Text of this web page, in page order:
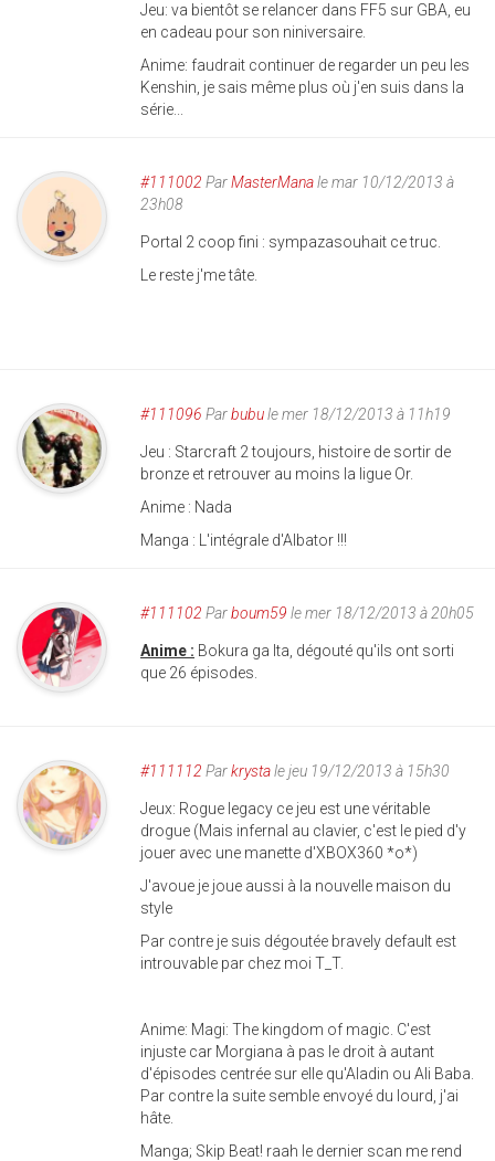
Jeu: va bientôt se relancer dans FF5 sur GBA, eu
en cadeau pour son niniversaire.
Anime: faudrait continuer de regarder un peu les
Kenshin, je sais même plus où j'en suis dans la
série...
#111002 ParMasterManale mar 10/12/2013 à
23h08
Portal 2 coop fini : sympazasouhait ce truc.
Le reste j'me tâte.
#111096 Parbubule mer 18/12/2013 à 11h19
Jeu : Starcraft 2 toujours, histoire de sortir de
bronze et retrouver au moins la ligue Or.
Anime : Nada
Manga : L'intégrale d'Albator !!!
#111102 Parboum59 le mer 18/12/2013 à 20h05
Anime : Bokura ga Ita, dégouté qu'ils ont sorti
que 26 épisodes.
#111112 Parkrystale jeu 19/12/2013 à 15h30
Jeux: Rogue legacy ce jeu est une véritable
drogue (Mais infernal au clavier, c'est le pied d'y
jouer avec une manette d'XBOX360 *o*)
J'avoue je joue aussi à la nouvelle maison du
style
Par contre je suis dégoutée bravely default est
introuvable par chez moi T_T.
Anime: Magi: The kingdom of magic. C'est
injuste car Morgiana à pas le droit à autant
d'épisodes centrée sur elle qu'Aladin ou Ali Baba.
Par contre la suite semble envoyé du lourd, j'ai
hâte.
Manga; Skip Beat! raah le dernier scan me rend